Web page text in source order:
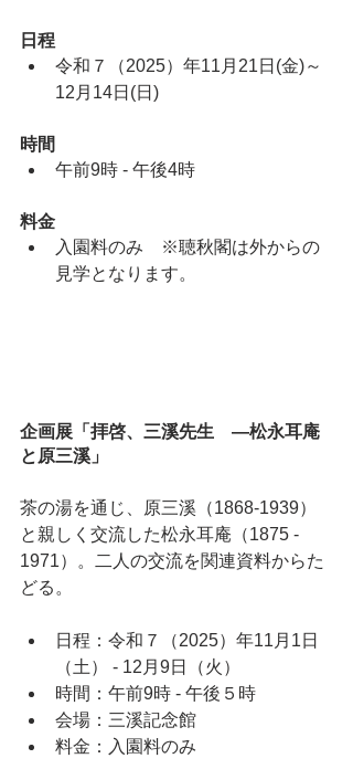
日程
令和７（2025）年11月21日(金)～
12月14日(日)
時間
午前9時 - 午後4時
料金
入園料のみ　※聴秋閣は外からの
見学となります。
企画展「拝啓、三溪先生　―松永耳庵
と原三溪」
茶の湯を通じ、原三溪（1868-1939）
と親しく交流した松永耳庵（1875 -
1971）。二人の交流を関連資料からた
どる。
日程：令和７（2025）年11月1日
（土） - 12月9日（火）
時間：午前9時 - 午後５時
会場：三溪記念館
料金：入園料のみ